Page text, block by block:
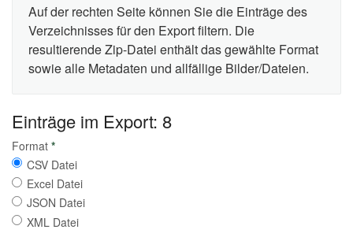
Auf der rechten Seite können Sie die Einträge des
Verzeichnisses für den Export filtern. Die
resultierende Zip-Datei enthält das gewählte Format
sowie alle Metadaten und allfällige Bilder/Dateien.
Einträge im Export: 8
Format *
CSV Datei
Excel Datei
JSON Datei
XML Datei